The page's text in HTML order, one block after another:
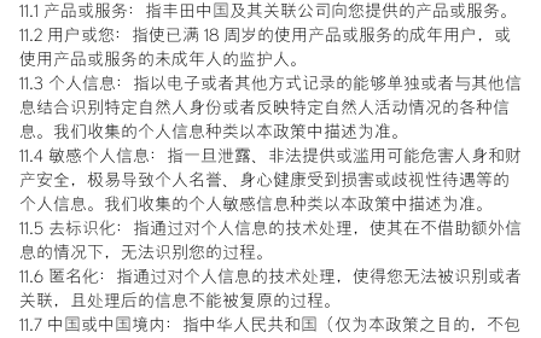
11.1 产品或服务：指丰田中国及其关联公司向您提供的产品或服务。
11.2 用户或您：指使已满 18 周岁的使用产品或服务的成年用户，或
使用产品或服务的未成年人的监护人。
11.3 个人信息：指以电子或者其他方式记录的能够单独或者与其他信
息结合识别特定自然人身份或者反映特定自然人活动情况的各种信
息。我们收集的个人信息种类以本政策中描述为准。
11.4 敏感个人信息：指一旦泄露、非法提供或滥用可能危害人身和财
产安全，极易导致个人名誉、身心健康受到损害或歧视性待遇等的
个人信息。我们收集的个人敏感信息种类以本政策中描述为准。
11.5 去标识化：指通过对个人信息的技术处理，使其在不借助额外信
息的情况下，无法识别您的过程。
11.6 匿名化：指通过对个人信息的技术处理，使得您无法被识别或者
关联，且处理后的信息不能被复原的过程。
11.7 中国或中国境内：指中华人民共和国（仅为本政策之目的，不包